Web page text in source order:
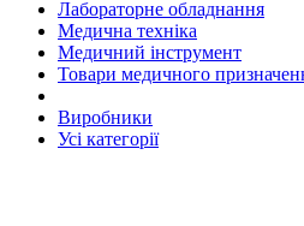
Лабораторне обладнання
Медична техніка
Медичний інструмент
Товари медичного
Виробники
Усі категорії